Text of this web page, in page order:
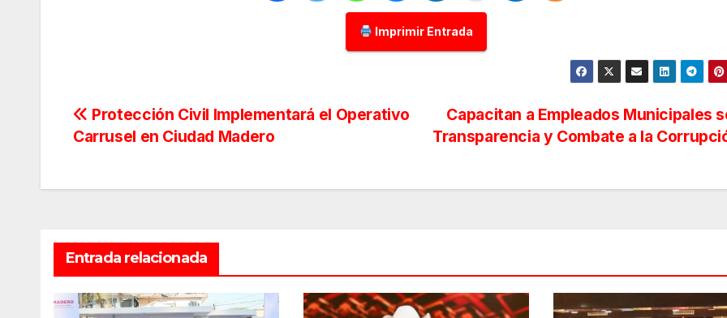
Imprimir Entrada
Navegación
entradas
Capacitan a Empleados Municipales
Transparencia y Combate a la
Protección Civil Implementará el Operativo
Carrusel en Ciudad Madero
Entrada relacionada